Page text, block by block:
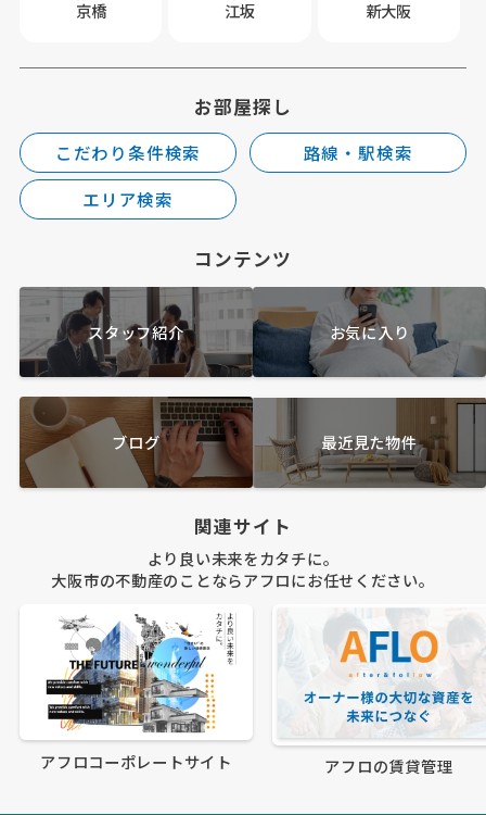
京橋 江坂 新大阪
お部屋探し
こだわり条件検索
路線・駅検索
エリア検索
コンテンツ
スタッフ紹介 お気に入り
ブログ 最近見た物件
関連サイト
より良い未来をカタチに。
大阪市の不動産のことならアフロにお任せください。
アフロコーポレートサイト アフロの賃貸管理